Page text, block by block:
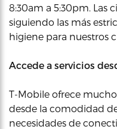
8:30am a 5:30pm. Las
siguiendo las más
higiene para nuestros
Accede a servicios
T-Mobile ofrece
desde la comodidad
necesidades de